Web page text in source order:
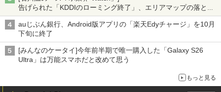
告げられた「KDDIのローミング終了」、エリアマップの落とし
穴と楽天モバイルの課題
auじぶん銀行、Android版アプリの「楽天Edyチャージ」を10月
下旬に終了
[みんなのケータイ]今年前半期で唯一購入した「Galaxy S26
Ultra」は万能スマホだと改めて思う
もっと見る